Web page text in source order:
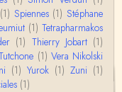
dîtes : "Pourquoi,
nou…
(1) Spiennes (1) Stéphane
(1) Tetrapharmakos
(1) Thierry Jobart (1)
(1) Vera Nikolski
(1) Yurok (1) Zuni (1)
(1)